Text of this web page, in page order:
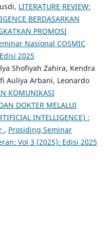
LITERATURE REVIEW:
BERDASARKAN
PROMOSI
Nasional COSMIC
2025
Shofiyah Zahira, Kendra
Auliya Arbani, Leonardo
KOMUNIKASI
DOKTER MELALUI
INTELLIGENCE) :
, Prosiding Seminar
Vol 3 (2025): Edisi 2025